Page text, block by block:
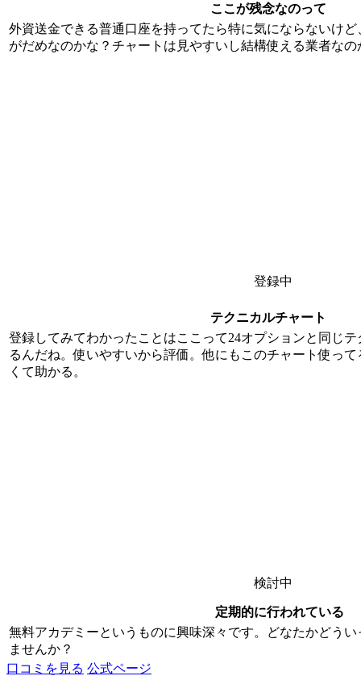
ここが残念なのって
外資送金できる普通口座を持ってたら特に気にならないけ
がだめなのかな？チャートは見やすいし結構使える業者な
登録中
テクニカルチャート
登録してみてわかったことはここって24オプションと同じ
るんだね。使いやすいから評価。他にもこのチャート使っ
くて助かる。
検討中
定期的に行われている
無料アカデミーというものに興味深々です。どなたかどう
ませんか？
口コミを見る 公式ページ